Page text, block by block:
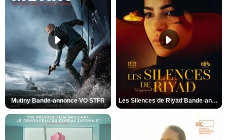
Mutiny Bande-annonce VO STFR Les Silences de Riyad Bande-annonce VO STFR